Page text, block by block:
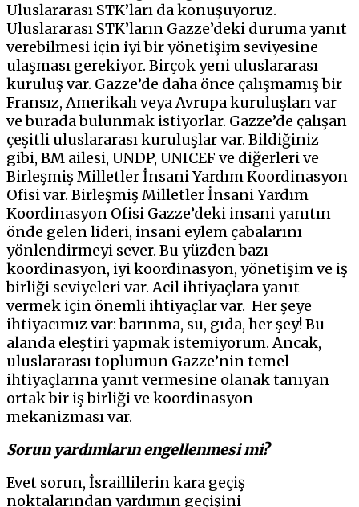
Uluslararası STK’ları da konuşuyoruz.
Uluslararası STK’ların Gazze’deki duruma yanıt
verebilmesi için iyi bir yönetişim seviyesine
ulaşması gerekiyor. Birçok yeni uluslararası
kuruluş var. Gazze’de daha önce çalışmamış bir
Fransız, Amerikalı veya Avrupa kuruluşları var
ve burada bulunmak istiyorlar. Gazze’de çalışan
çeşitli uluslararası kuruluşlar var. Bildiğiniz
gibi, BM ailesi, UNDP, UNICEF ve diğerleri ve
Birleşmiş Milletler İnsani Yardım Koordinasyon
Ofisi var. Birleşmiş Milletler İnsani Yardım
Koordinasyon Ofisi Gazze’deki insani yanıtın
önde gelen lideri, insani eylem çabalarını
yönlendirmeyi sever. Bu yüzden bazı
koordinasyon, iyi koordinasyon, yönetişim ve iş
birliği seviyeleri var. Acil ihtiyaçlara yanıt
vermek için önemli ihtiyaçlar var. Her şeye
ihtiyacımız var: barınma, su, gıda, her şey! Bu
alanda eleştiri yapmak istemiyorum. Ancak,
uluslararası toplumun Gazze’nin temel
ihtiyaçlarına yanıt vermesine olanak tanıyan
ortak bir iş birliği ve koordinasyon
mekanizması var.
Sorun yardımların engellenmesi mi?
Evet sorun, İsraillilerin kara geçiş
noktalarından yardımın geçişini